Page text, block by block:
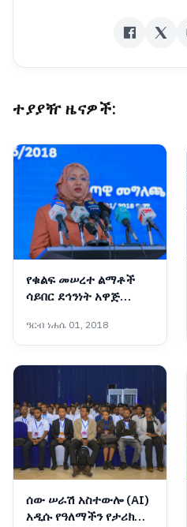
ተያያዥ ዜናዎች:
የቁልፍ መሠረተ ልማቶች
ሳይበር ደኅንነት አዋጅ
ጉዞ ደኅንነትን ለማረጋገጥ
ወሳኝ ነው፡- ኢንሳ
ዓርብ ነሐሴ 01, 2018
ሰው ሠራሽ አስተውሎ (AI)
አዲሱ የዓለማችን የታሪክ